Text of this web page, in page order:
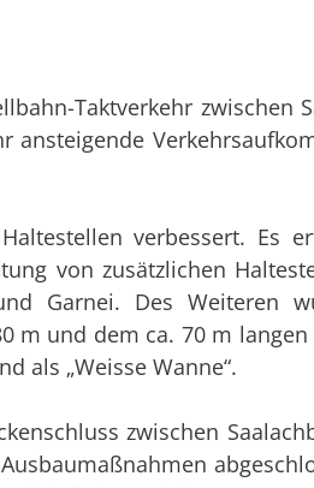
Taktverkehr zwischen
ansteigende
verbessert. Es
von zusätzlichen
Garnei. Des Weiteren
m und dem ca. 70 m
als „Weisse Wanne“.
zwischen